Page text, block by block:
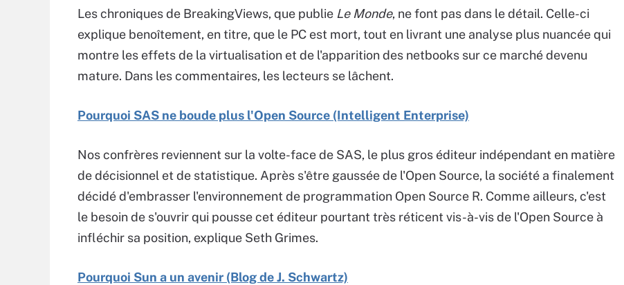
Les chroniques de BreakingViews, que publie Le Monde, ne font pas dans le détail. Celle-ci
explique benoîtement, en titre, que le PC est mort, tout en livrant une analyse plus nuancée qui
montre les effets de la virtualisation et de l'apparition des netbooks sur ce marché devenu
mature. Dans les commentaires, les lecteurs se lâchent.
Pourquoi SAS ne boude plus l'Open Source (Intelligent Enterprise)
Nos confrères reviennent sur la volte-face de SAS, le plus gros éditeur indépendant en matière
de décisionnel et de statistique. Après s'être gaussée de l'Open Source, la société a finalement
décidé d'embrasser l'environnement de programmation Open Source R. Comme ailleurs, c'est
le besoin de s'ouvrir qui pousse cet éditeur pourtant très réticent vis-à-vis de l'Open Source à
infléchir sa position, explique Seth Grimes.
Pourquoi Sun a un avenir (Blog de J. Schwartz)